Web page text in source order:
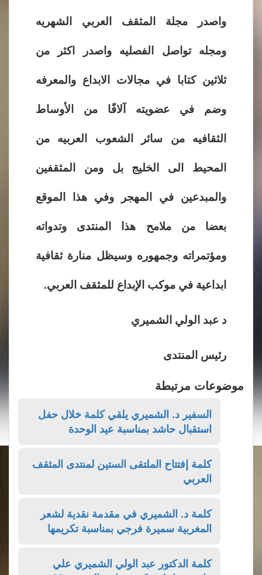
واصدر مجلة المثقف العربي الشهريه
ومجله تواصل الفصليه واصدر اكثر من
ثلاثين كتابا في مجالات الابداع والمعرفه
وضم في عضويته آلافًا من الأوساط
الثقافيه من سائر الشعوب العربيه من
المحيط الى الخليج بل ومن المثقفين
والمبدعين في المهجر وفي هذا الموقع
بعضا من ملامح هذا المنتدى وتدواته
ومؤتمراته وجمهوره وسيظل منارة ثقافية
ابداعية في موكب الإبداع للمثقف العربي.
د عبد الولي الشميري
رئيس المنتدى
موضوعات مرتبطة
السفير د. الشميري يلقي كلمة خلال حفل
استقبال حاشد بمناسبة عيد الوحدة
كلمة إفتتاح الملتقى الستين لمنتدى المثقف
العربي
كلمة د. الشميري في مقدمة نقدية لشعر
المغربية سميرة فرجي بمناسبة تكريمها
كلمة الدكتور عبد الولي الشميري علي